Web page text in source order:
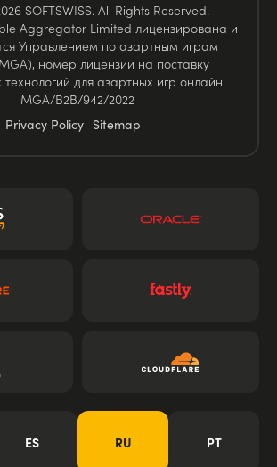
SOFTSWISS. All Rights Reserved.
Aggregator Limited лицензирована и
Управлением по азартным играм
номер лицензии на поставку
технологий для азартных игр онлайн
MGA/B2B/942/2022
Privacy Policy Sitemap
RU
ES PT